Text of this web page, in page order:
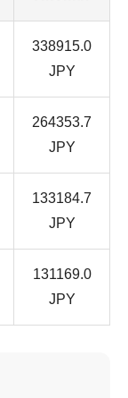
338915.0
JPY
264353.7
JPY
133184.7
JPY
131169.0
JPY